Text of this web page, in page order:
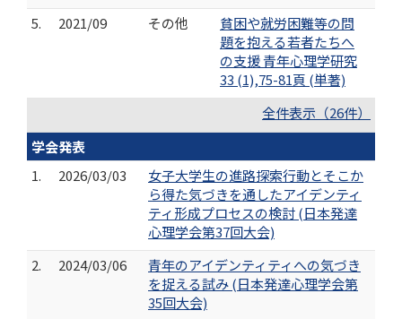
5.
2021/09 その他
貧困や就労困難等の問
題を抱える若者たちへ
の支援 青年心理学研究
33 (1),75-81頁 (単著)
全件表示（26件）
学会発表
1.
2026/03/03
女子大学生の進路探索行動とそこか
ら得た気づきを通したアイデンティ
ティ形成プロセスの検討 (日本発達
心理学会第37回大会)
2.
2024/03/06
青年のアイデンティティへの気づき
を捉える試み (日本発達心理学会第
35回大会)